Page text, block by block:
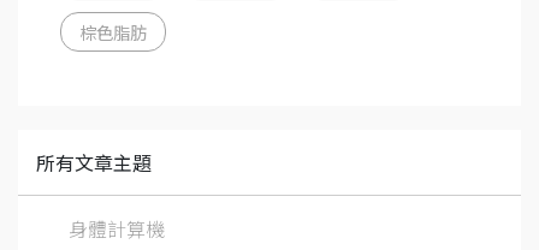
棕色脂肪
所有文章主題
身體計算機